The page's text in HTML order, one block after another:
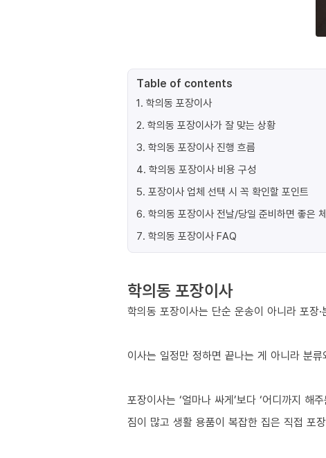
Table of contents
1. 학의동 포장이사
2. 학의동 포장이사가 잘 맞는 상황
3. 학의동 포장이사 진행 흐름
4. 학의동 포장이사 비용 구성
5. 포장이사 업체 선택 시 꼭 확인할 포인트
6. 학의동 포장이사 전날/당일 준비하면 좋은
7. 학의동 포장이사 FAQ
학의동 포장이사
학의동 포장이사는 단순 운송이 아니라 포장
이사는 일정만 정하면 끝나는 게 아니라 분
포장이사는 ‘얼마나 싸게’보다 ‘어디까지 해
짐이 많고 생활 용품이 복잡한 집은 직접 포